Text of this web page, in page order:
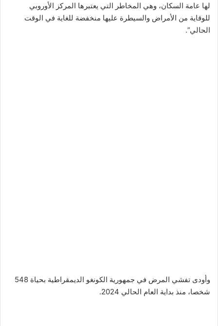
لها عامة السكان، وهي المخاطر التي يعتبرها المركز الأوروبي
للوقاية من الأمراض والسيطرة عليها منخفضة للغاية في الوقت
الحالي”.
وأودى تفشي المرض في جمهورية الكونغو الديمقراطية بحياة 548
شخصا، منذ بداية العام الحالي 2024.